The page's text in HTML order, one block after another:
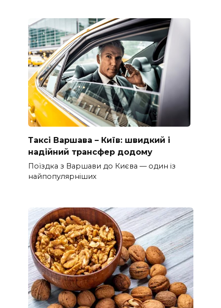
Таксі Варшава – Київ: швидкий і
надійний трансфер додому
Поїздка з Варшави до Києва — один із
найпопулярніших